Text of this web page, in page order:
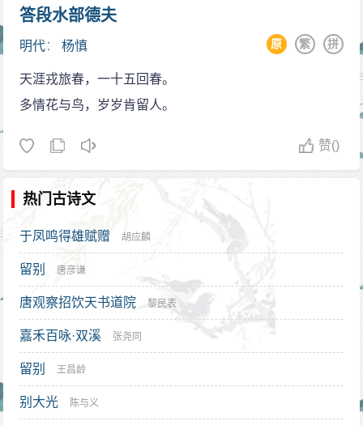
答段水部德夫
明代：杨慎 拼
繁
原
天涯戎旅春，一十五回春。
多情花与鸟，岁岁肯留人。
赞()
热门古诗文
于凤鸣得雄赋赠 胡应麟
留别 唐彦谦
唐观察招饮天书道院 黎民表
嘉禾百咏·双溪 张尧同
留别 王昌龄
别大光 陈与义